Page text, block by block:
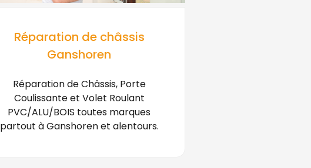
Réparation de châssis
Ganshoren
Réparation de Châssis, Porte
Coulissante et Volet Roulant
PVC/ALU/BOIS toutes marques
partout à Ganshoren et alentours.